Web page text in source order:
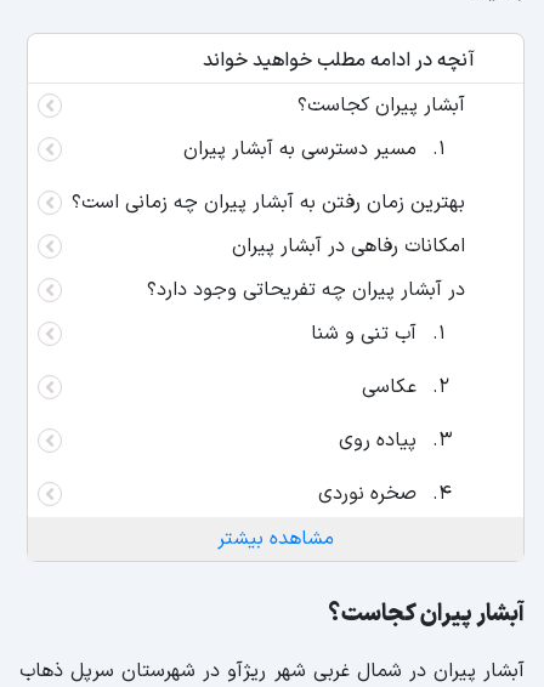
آنچه در ادامه مطلب خواهید خواند
آبشار پیران کجاست؟
مسیر دسترسی به آبشار پیران
بهترین زمان رفتن به آبشار پیران چه زمانی است؟
امکانات رفاهی در آبشار پیران
در آبشار پیران چه تفریحاتی وجود دارد؟
آب تنی و شنا
عکاسی
پیاده روی
صخره نوردی
اقامت در آبشار پیران
نکات مهم هنگام بازدید از آبشار پیران
مشاهده بیشتر
آبشار پیران کجاست؟
آبشار پیران در شمال غربی شهر ریژآو در شهرستان سرپل ذهاب